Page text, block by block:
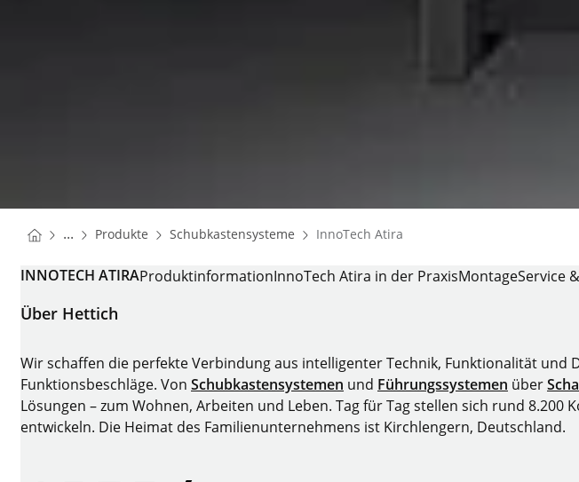
You are here:
Startseite
... Produkte Startseite
Schubkastensysteme Startseite
InnoTech Atira
INNOTECH ATIRAProduktinformationInnoTech Atira in der PraxisMontageService
Über Hettich
Wir schaffen die perfekte Verbindung aus intelligenter Technik, Funktionalität
Funktionsbeschläge. Von Schubkastensystemen und Führungssystemen über
Lösungen – zum Wohnen, Arbeiten und Leben. Tag für Tag stellen sich rund
entwickeln. Die Heimat des Familienunternehmens ist Kirchlengern, Deutschland.